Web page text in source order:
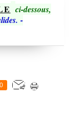
ci-dessous,
-
0